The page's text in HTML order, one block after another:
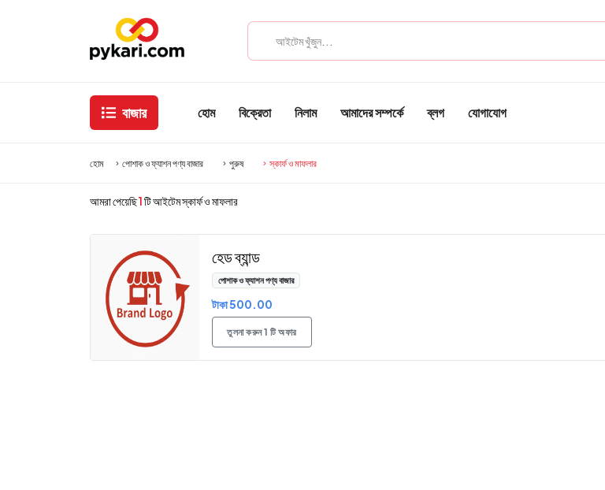
বাজার হোম বিক্রেতা নিলাম আমাদের সম্পর্কে ব্লগ যোগাযোগ
হোম পোশাক ও ফ্যাশন পণ্য বাজার পুরুষ স্কার্ফ ও মাফলার
আমরা পেয়েছি1টি আইটেম স্কার্ফ ও মাফলার
হেড ব্যান্ড
পোশাক ও ফ্যাশন পণ্য বাজার
টাকা 500.00
তুলনা করুন 1 টি অফার